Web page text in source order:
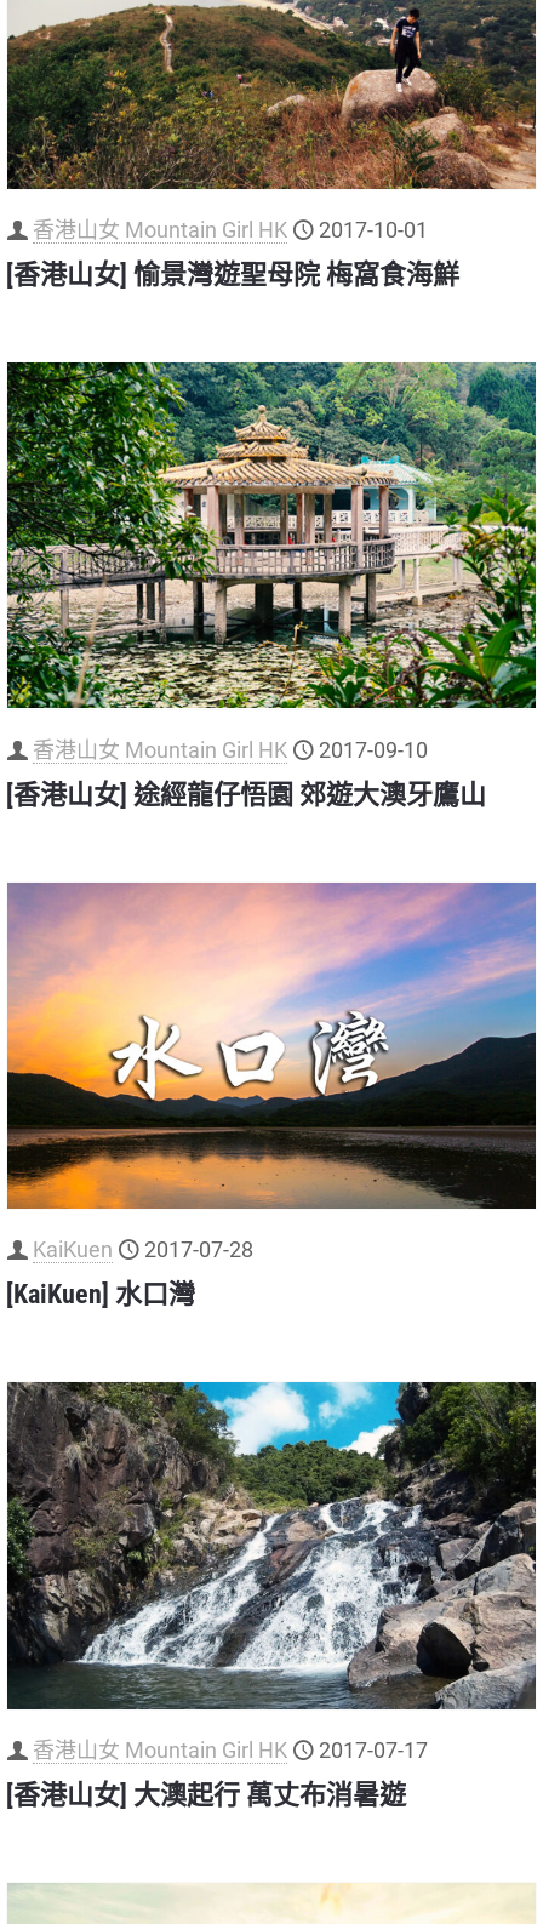
香港山女 Mountain Girl HK 2017-10-01
[香港山女] 愉景灣遊聖母院 梅窩食海鮮
香港山女 Mountain Girl HK 2017-09-10
[香港山女] 途經龍仔悟園 郊遊大澳牙鷹山
KaiKuen 2017-07-28
[KaiKuen] ⽔⼝灣
香港山女 Mountain Girl HK 2017-07-17
[香港山女] 大澳起行 萬丈布消暑遊